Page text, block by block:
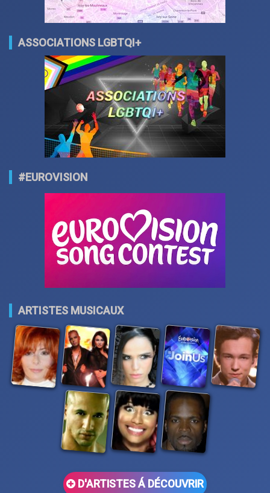
ASSOCIATIONS LGBTQI+
#EUROVISION
ARTISTES MUSICAUX
D'ARTISTES Á DÉCOUVRIR